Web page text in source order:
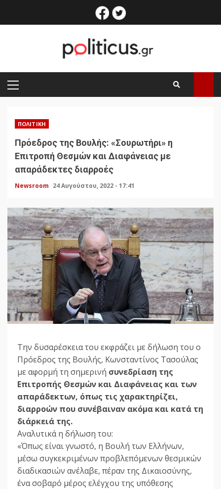
facebook
PRIMARY
MENU
ΠΟΛΙΤΙΚΉ
Πρόεδρος της Βουλής: «Σουρωτήρι» η
Επιτροπή Θεσμών και Διαφάνειας με
απαράδεκτες διαρροές
Newsroom 24 Αυγούστου, 2022 - 17:41
Την δυσαρέσκεια του εκφράζει με δήλωση του ο
Πρόεδρος της Βουλής, Κωνσταντίνος Τασούλας
με αφορμή τη σημερινή συνεδρίαση της
Επιτροπής Θεσμών και Διαφάνειας και των
απαράδεκτων, όπως τις χαρακτηρίζει,
διαρροών που συνέβαιναν ακόμα και κατά τη
διάρκειά της.
Αναλυτικά η δήλωση του:
«Όπως είναι γνωστό, η Βουλή των Ελλήνων,
μέσω συγκεκριμένων προβλεπόμενων θεσμικών
διαδικασιών ανέλαβε, πέραν της Δικαιοσύνης,
ένα σοβαρό μέρος ελέγχου της υπόθεσης